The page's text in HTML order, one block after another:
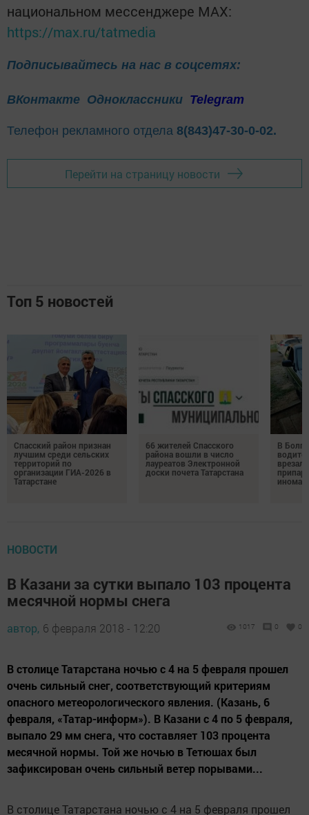
национальном мессенджере MАХ:
https://max.ru/tatmedia
Подписывайтесь на нас в соцсетях:
ВКонтакте Одноклассники Telegram
Телефон рекламного отдела 8(843)47-30-0-02.
Перейти на страницу новости
Топ 5 новостей
Спасский район признан
лучшим среди сельских
территорий по
организации ГИА-2026 в
Татарстане
66 жителей Спасского
района вошли в число
лауреатов Электронной
доски почета Татарстана
В
НОВОСТИ
В Казани за сутки выпало 103 процента
месячной нормы снега
автор, 6 февраля 2018 - 12:20 1017 0 0
В столице Татарстана ночью с 4 на 5 февраля прошел
очень сильный снег, соответствующий критериям
опасного метеорологического явления. (Казань, 6
февраля, «Татар-информ»). В Казани с 4 по 5 февраля,
выпало 29 мм снега, что составляет 103 процента
месячной нормы. Той же ночью в Тетюшах был
зафиксирован очень сильный ветер порывами...
В столице Татарстана ночью с 4 на 5 февраля прошел